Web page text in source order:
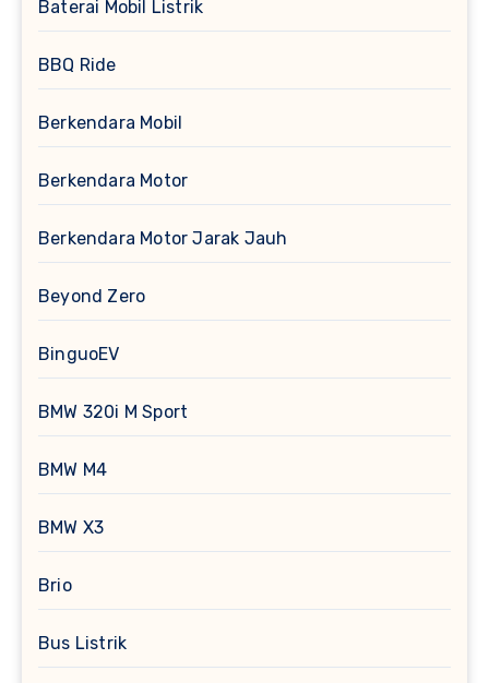
Baterai Mobil Listrik
BBQ Ride
Berkendara Mobil
Berkendara Motor
Berkendara Motor Jarak Jauh
Beyond Zero
BinguoEV
BMW 320i M Sport
BMW M4
BMW X3
Brio
Bus Listrik